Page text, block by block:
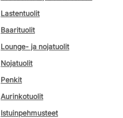
Lastentuolit
Baarituolit
Lounge- ja nojatuolit
Nojatuolit
Penkit
Aurinkotuolit
Istuinpehmusteet